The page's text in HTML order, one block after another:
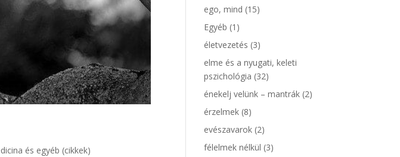
és egyéb (cikkek)
ego, mind (15)
Egyéb (1)
életvezetés (3)
elme és a nyugati, keleti
pszichológia (32)
énekelj velünk – mantrák (2)
érzelmek (8)
evészavarok (2)
félelmek nélkül (3)